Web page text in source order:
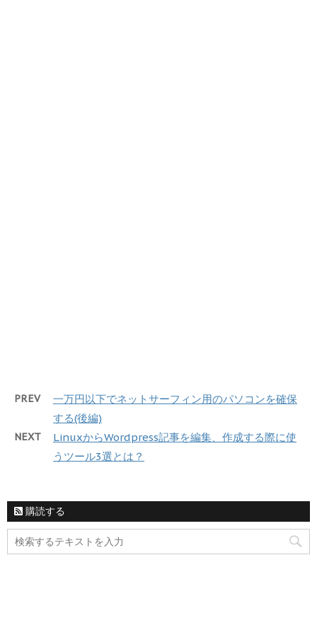
PREV
一万円以下でネットサーフィン用のパソコンを確保
する(後編)
NEXT
LinuxからWordpress記事を編集、作成する際に使
うツール3選とは？
購読する